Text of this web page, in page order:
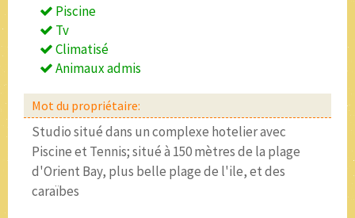
Piscine
Tv
Climatisé
Animaux admis
Mot du propriétaire:
Studio situé dans un complexe hotelier avec
Piscine et Tennis; situé à 150 mètres de la plage
d'Orient Bay, plus belle plage de l'ile, et des
caraïbes